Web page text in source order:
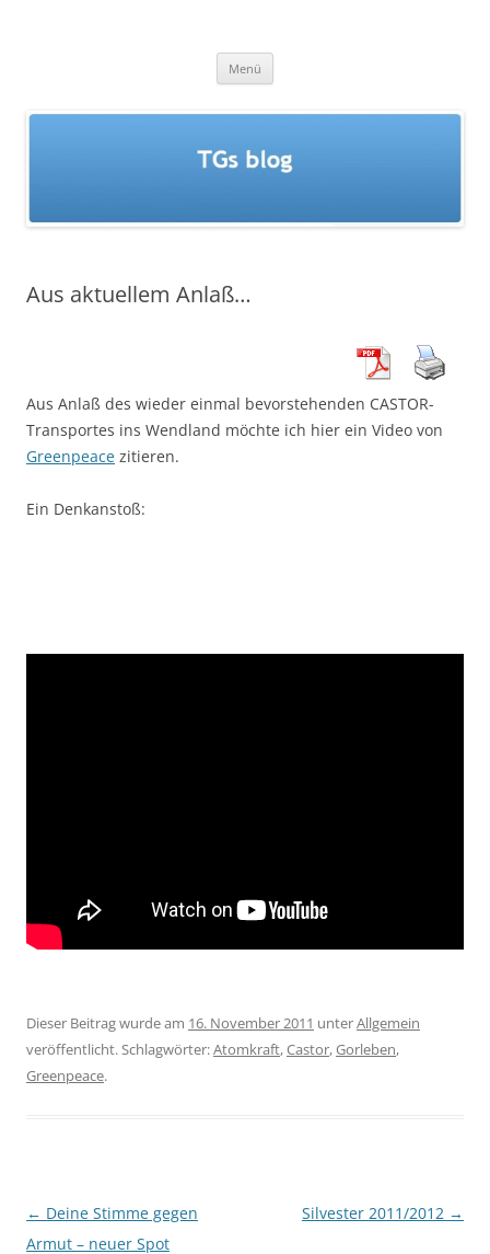
Menü
Aus aktuellem Anlaß…
Aus Anlaß des wieder einmal bevorstehenden CASTOR-
Transportes ins Wendland möchte ich hier ein Video von
Greenpeace zitieren.
Ein Denkanstoß:
Dieser Beitrag wurde am 16. November 2011 unterAllgemein
veröffentlicht. Schlagwörter:Atomkraft,Castor,Gorleben,
Greenpeace.
Beitragsnavigation
← Deine Stimme gegen
Armut – neuer Spot
Silvester 2011/2012 →